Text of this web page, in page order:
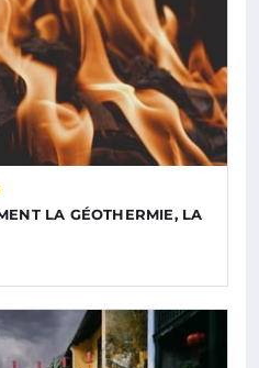
LA GÉOTHERMIE, LA